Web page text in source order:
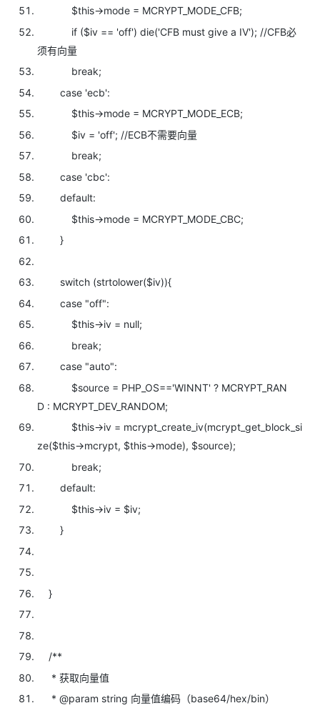
$this->mode = MCRYPT_MODE_CFB;
if ($iv == 'off') die('CFB must give a IV'); //CFB必
须有向量
break;
case 'ecb':
$this->mode = MCRYPT_MODE_ECB;
$iv = 'off'; //ECB不需要向量
break;
case 'cbc':
default:
$this->mode = MCRYPT_MODE_CBC;
}
switch (strtolower($iv)){
case "off":
$this->iv = null;
break;
case "auto":
$source = PHP_OS=='WINNT' ? MCRYPT_RAN
D : MCRYPT_DEV_RANDOM;
$this->iv = mcrypt_create_iv(mcrypt_get_block_si
ze($this->mcrypt, $this->mode), $source);
break;
default:
$this->iv = $iv;
}
}
/**
* 获取向量值
* @param string 向量值编码（base64/hex/bin）